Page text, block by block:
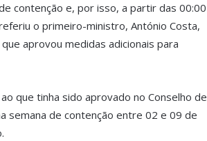
contenção e, por isso, a partir das 00:00
o primeiro-ministro, António Costa,
aprovou medidas adicionais para
que tinha sido aprovado no Conselho de
semana de contenção entre 02 e 09 de